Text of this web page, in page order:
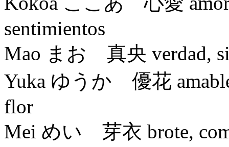
sentimientos
Mao まお 真央 verdad,
Yuka ゆうか 優花
flor
Mei めい 芽衣 brote,